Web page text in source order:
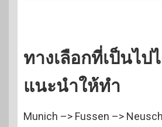
ทางเลือกที่เป็นไป
แนะนำให้ทำ
Munich –> Fussen –>